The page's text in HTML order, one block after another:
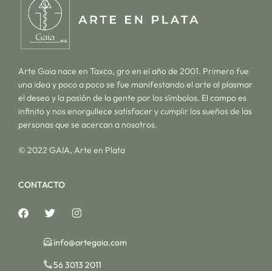
Arte Gaia nace en Taxco, gro en el año de 2001. Primero fue
una idea y poco a poco se fue manifestando el arte al plasmar
el deseo y la pasión de la gente por los símbolos. El campo es
infinito y nos enorgullece satisfacer y cumplir los sueños de las
personas que se acercan a nosotros.
© 2022 GAIA, Arte en Plata
CONTACTO
info@artegaia.com
56 3013 2011